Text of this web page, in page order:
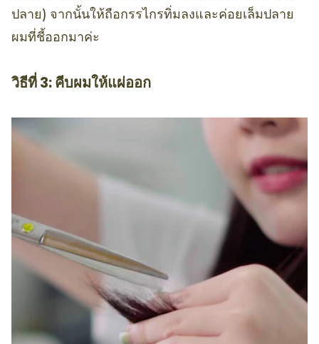
ปลาย) จากนั้นให้ถือกรรไกรทิ่มลงและค่อยเล็มปลาย
ผมที่ชี้ออกมาค่ะ
วิธีที่ 3: คีบผมให้แผ่ออก